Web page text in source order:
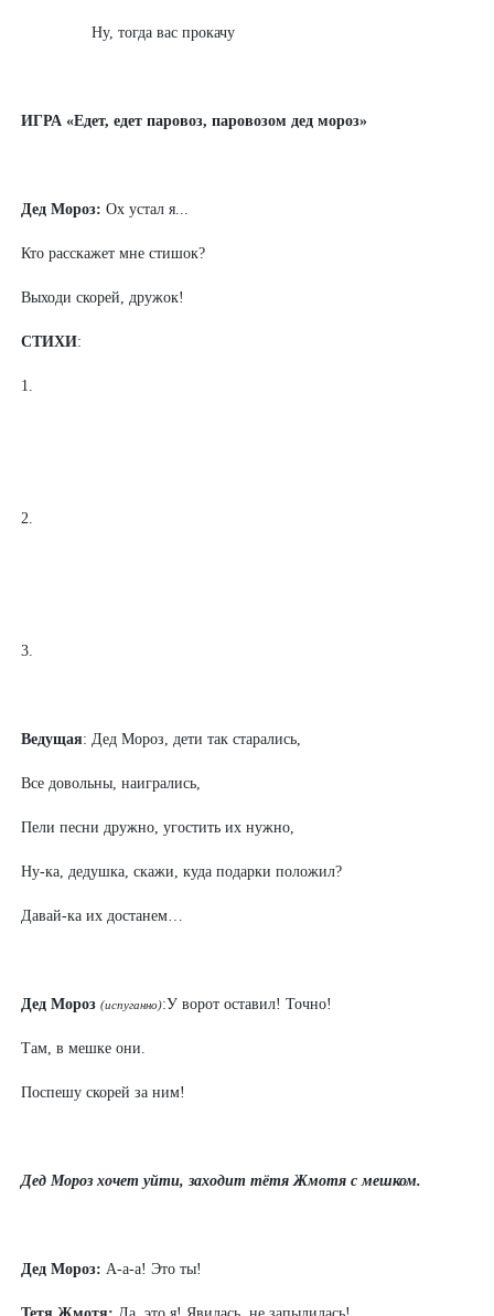
Ну, тогда вас прокачу
ИГРА «Едет, едет паровоз, паровозом дед мороз»
Дед Мороз: Ох устал я...
Кто расскажет мне стишок?
Выходи скорей, дружок!
СТИХИ:
1.
2.
3.
Ведущая: Дед Мороз, дети так старались,
Все довольны, наигрались,
Пели песни дружно, угостить их нужно,
Ну-ка, дедушка, скажи, куда подарки положил?
Давай-ка их достанем…
Дед Мороз(испуганно):У ворот оставил! Точно!
Там, в мешке они.
Поспешу скорей за ним!
Дед Мороз хочет уйти, заходит тётя Жмотя с мешком.
Дед Мороз: А-а-а! Это ты!